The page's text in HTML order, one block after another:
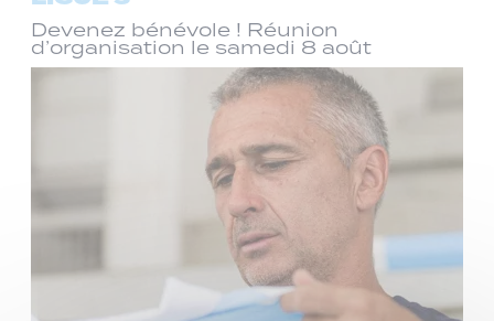
Devenez bénévole ! Réunion
d’organisation le samedi 8 août